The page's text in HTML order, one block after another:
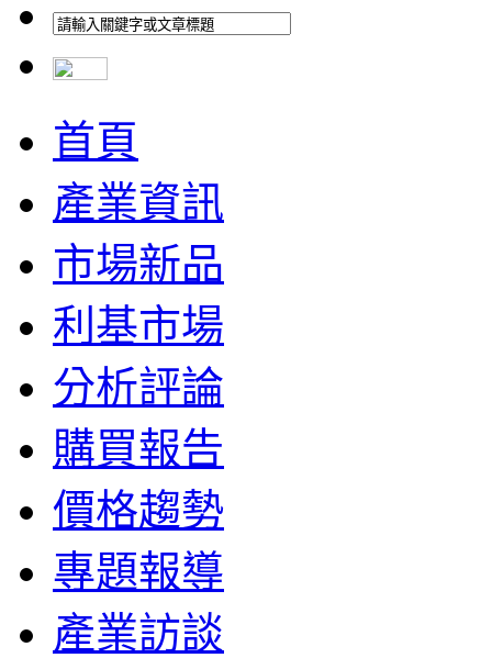
首頁
產業資訊
市場新品
利基市場
分析評論
購買報告
價格趨勢
專題報導
產業訪談